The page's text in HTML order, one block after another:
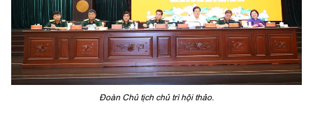
Đoàn Chủ tịch chủ trì hội thảo.